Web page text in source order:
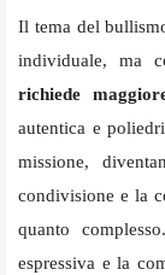
Il tema del
individuale, ma
richiede
autentica e
missione,
condivisione e la
quanto
espressiva e la